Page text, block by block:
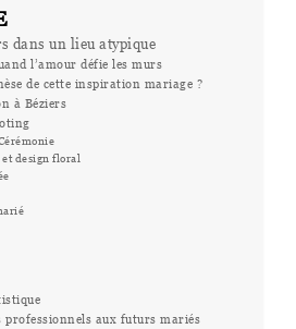
dans un lieu atypique
l’amour défie les murs
de cette inspiration mariage ?
à Béziers
design floral
professionnels aux futurs mariés